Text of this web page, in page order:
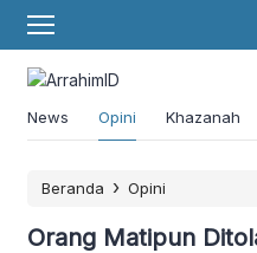
News Opini Khazanah
Beranda › Opini
Orang Matipun